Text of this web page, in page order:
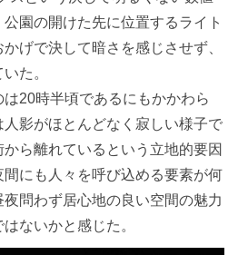
園の開けた先に位置するライト
げで決して暗さを感じさせず、
た。
20時半頃であるにもかかわら
影がほとんどなく寂しい様子で
ら離れているという立地的要因
にも人々を呼び込める要素が何
問わず居心地の良い空間の魅力
ないかと感じた。